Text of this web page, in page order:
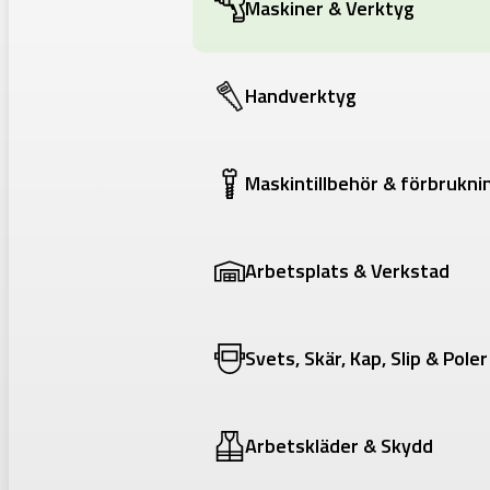
Maskiner & Verktyg
Handverktyg
Maskintillbehör &
Arbetsplats & Verkstad
Svets, Skär, Kap, Slip & Poler
Arbetskläder & Skydd